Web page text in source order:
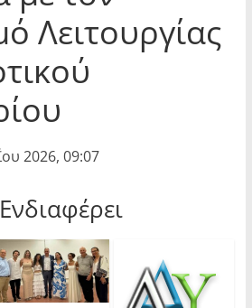
Λειτουργίας
2026, 09:07